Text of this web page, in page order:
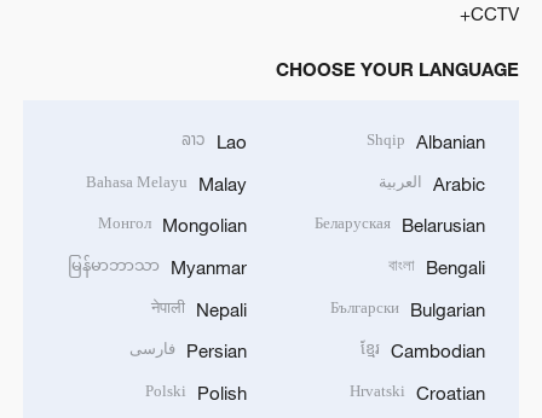
CCTV+
CHOOSE YOUR LANGUAGE
Albanian
Shqip
Arabic العربية
Belarusian
Беларуская
Bengali
বাংলা
Bulgarian
Български
Cambodian
ខ្មែរ
Croatian
Hrvatski
Lao
ລາວ
Malay
Bahasa Melayu
Mongolian
Монгол
Myanmar
မြန်မာဘာသာ
Nepali
नेपाली
Persian فارسی
Polish
Polski